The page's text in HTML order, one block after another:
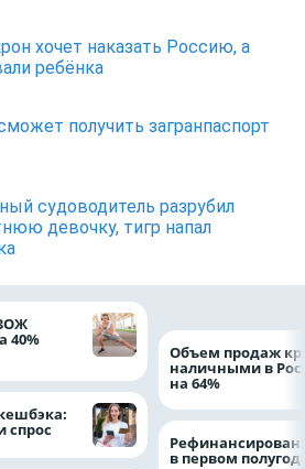
хочет наказать Россию, а
ребёнка
получить загранпаспорт
судоводитель разрубил
девочку, тигр напал
40%
спрос
Объем продаж
наличными в
на 64%
в первом